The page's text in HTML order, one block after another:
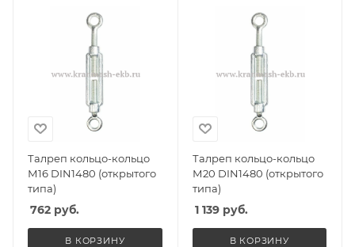
Талреп кольцо-кольцо
М16 DIN1480 (открытого
типа)
762 руб.
В КОРЗИНУ
Талреп кольцо-кольцо
М20 DIN1480 (открытого
типа)
1 139руб.
В КОРЗИНУ